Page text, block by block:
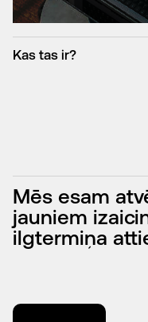
Kas tas ir?
Mēs esam
jauniem
ilgtermiņa